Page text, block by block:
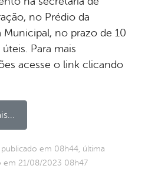
no Prédio da
Municipal, no prazo de 10
úteis. Para mais
acesse o link clicando
em 08h44, última
em 21/08/2023 08h47